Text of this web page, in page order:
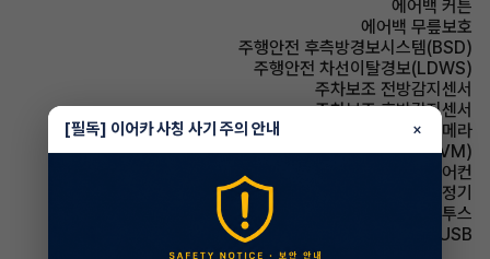
에어백 커튼
에어백 무릎보호
주행안전 후측방경보시스템(BSD)
주행안전 차선이탈경보(LDWS)
주차보조 전방감지센서
주차보조 후방감지센서
주차보조 후방카메라
주차보조 어라운드뷰(AVM)
에어컨 풀오토에어컨
에어컨 공기청정기
유무선단자 블루투스
유무선단자 USB
[필독] 이어카 사칭 사기 주의 안내 ×